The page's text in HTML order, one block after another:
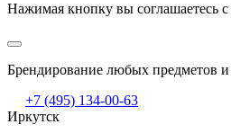
Нажимая кнопку вы соглашаетесь с
Брендирование любых предметов
+7 (495) 134-00-63
Иркутск